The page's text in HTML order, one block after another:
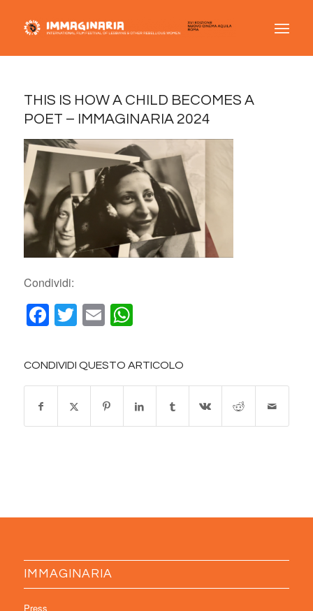
THIS IS HOW A CHILD BECOMES A
POET – IMMAGINARIA 2024
Condividi:
Facebook
Twitter
EmailWhatsApp
CONDIVIDI QUESTO ARTICOLO
IMMAGINARIA
Press